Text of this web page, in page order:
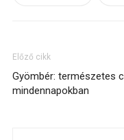
Előző cikk
Gyömbér: természetes
mindennapokban